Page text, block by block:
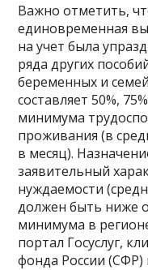
Важно отметить,
единовременная
на учет была
ряда других
беременных и
составляет 50%,
минимума
проживания (в
в месяц).
заявительный
нуждаемости
должен быть ниже
минимума в
портал Госуслуг,
фонда России